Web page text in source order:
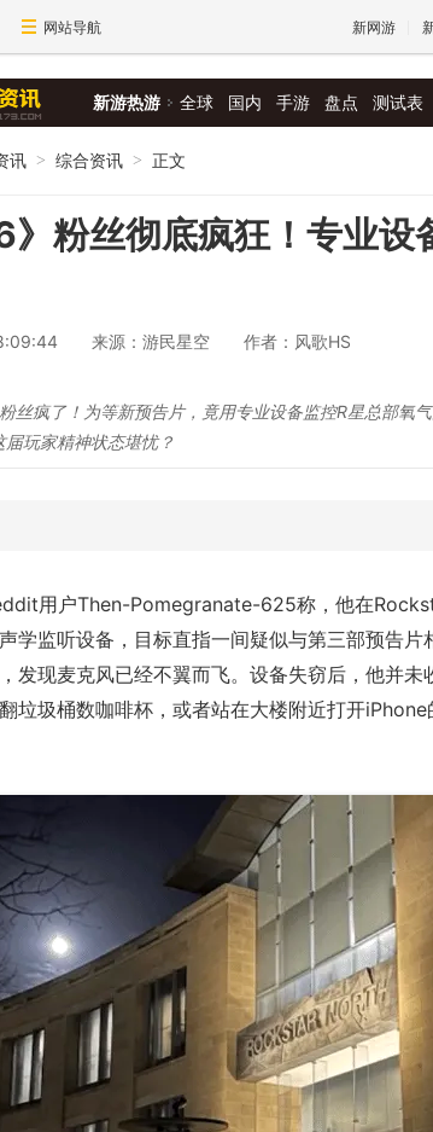
网站导航 新网游
新游热游 全球 国内 手游 盘点 测试表
讯 > 综合资讯 > 正文
》粉丝彻底疯狂！专业设
来源：游民星空 作者：风歌HS
丝疯了！为等新预告片，竟用专业设备监控R星总部氧
届玩家精神状态堪忧？
用户Then-Pomegranate-625称，他在
学监听设备，目标直指一间疑似与第三部预告
发现麦克风已经不翼而飞。设备失窃后，他并未
圾桶数咖啡杯，或者站在大楼附近打开